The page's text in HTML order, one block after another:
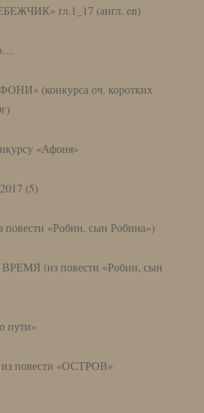
гл.1_17 (англ. en)
(конкурса оч. коротких
«Афоня»
(5)
«Робин, сын Робина»)
(из повести «Робин, сын
пути»
из повести «ОСТРОВ»